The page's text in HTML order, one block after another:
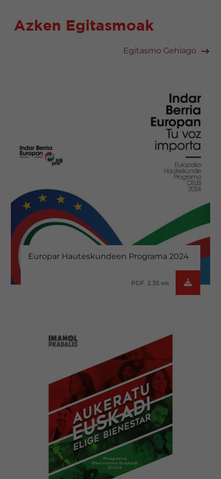
Azken Egitasmoak
Egitasmo Gehiago
Europar Hauteskundeen Programa 2024
PDF 2.35 MB